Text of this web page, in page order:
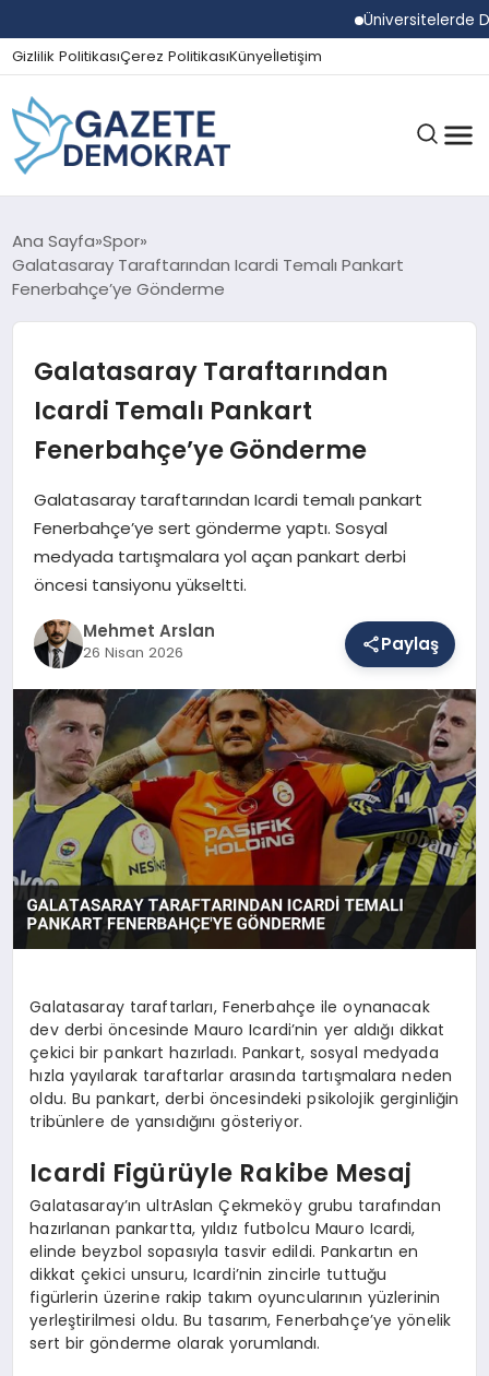
Üniversitelerde
Gizlilik PolitikasıÇerez PolitikasıKünyeİletişim
GÜNDEM
EKONOMI
SPOR
SAĞLIK
EĞITIM
DÜNYA
YAŞAM
Ana Sayfa Spor
Galatasaray Taraftarından Icardi Temalı Pankart
Fenerbahçe’ye Gönderme
Galatasaray Taraftarından
Icardi Temalı Pankart
Fenerbahçe’ye Gönderme
Galatasaray taraftarından Icardi temalı pankart
Fenerbahçe’ye sert gönderme yaptı. Sosyal
medyada tartışmalara yol açan pankart derbi
öncesi tansiyonu yükseltti.
Mehmet Arslan
26 Nisan 2026 Paylaş
Galatasaray taraftarları, Fenerbahçe ile oynanacak
dev derbi öncesinde Mauro Icardi’nin yer aldığı dikkat
çekici bir pankart hazırladı. Pankart, sosyal medyada
hızla yayılarak taraftarlar arasında tartışmalara neden
oldu. Bu pankart, derbi öncesindeki psikolojik gerginliğin
tribünlere de yansıdığını gösteriyor.
Icardi Figürüyle Rakibe Mesaj
Galatasaray’ın ultrAslan Çekmeköy grubu tarafından
hazırlanan pankartta, yıldız futbolcu Mauro Icardi,
elinde beyzbol sopasıyla tasvir edildi. Pankartın en
dikkat çekici unsuru, Icardi’nin zincirle tuttuğu
figürlerin üzerine rakip takım oyuncularının yüzlerinin
yerleştirilmesi oldu. Bu tasarım, Fenerbahçe’ye yönelik
sert bir gönderme olarak yorumlandı.